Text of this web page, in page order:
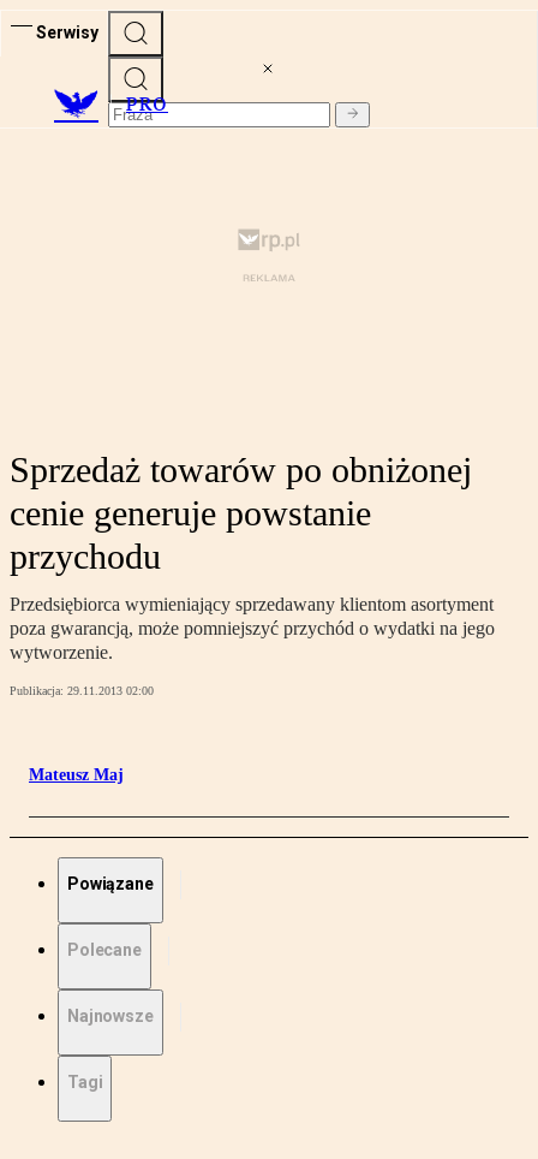
Serwisy
PRO
Sprzedaż towarów po obniżonej
cenie generuje powstanie
przychodu
Przedsiębiorca wymieniający sprzedawany klientom asortyment
poza gwarancją, może pomniejszyć przychód o wydatki na jego
wytworzenie.
Publikacja: 29.11.2013 02:00
Mateusz Maj
Powiązane
Polecane
Najnowsze
Tagi